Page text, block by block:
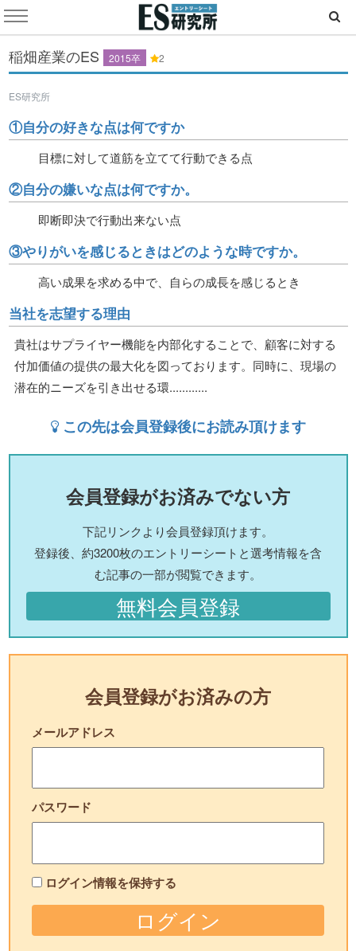
稲畑産業のES 2015卒 2
ES研究所
①自分の好きな点は何ですか
目標に対して道筋を立てて行動できる点
②自分の嫌いな点は何ですか。
即断即決で行動出来ない点
③やりがいを感じるときはどのような時ですか。
高い成果を求める中で、自らの成長を感じるとき
当社を志望する理由
貴社はサプライヤー機能を内部化することで、顧客に対する
付加価値の提供の最大化を図っております。同時に、現場の
潜在的ニーズを引き出せる環............
この先は会員登録後にお読み頂けます
会員登録がお済みでない方
下記リンクより会員登録頂けます。
登録後、約3200枚のエントリーシートと選考情報を含
む記事の一部が閲覧できます。
無料会員登録
会員登録がお済みの方
メールアドレス
パスワード
ログイン情報を保持する